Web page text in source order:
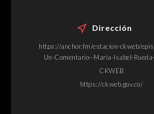
Dirección
https://anchor.fm/estacion-ckweb/
Un-Comentario--Maria-Isabel-
CKWEB
https://ckweb.gov.co/